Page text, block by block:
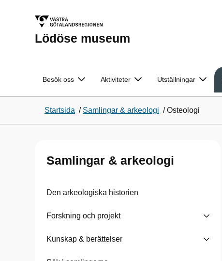
Lödöse museum
Besök oss Aktiviteter Utställningar
Startsida / Samlingar & arkeologi /Osteologi
Samlingar & arkeologi
Den arkeologiska historien
Forskning och projekt
Kunskap & berättelser